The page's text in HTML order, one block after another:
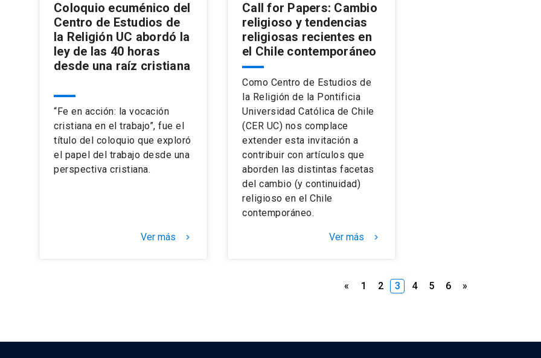
Coloquio ecuménico del
Centro de Estudios de
la Religión UC abordó la
ley de las 40 horas
desde una raíz cristiana
“Fe en acción: la vocación
cristiana en el trabajo”, fue el
título del coloquio que exploró
el papel del trabajo desde una
perspectiva cristiana.
Ver más keyboard_arrow_right
Call for Papers: Cambio
religioso y tendencias
religiosas recientes en
el Chile contemporáneo
Como Centro de Estudios de
la Religión de la Pontificia
Universidad Católica de Chile
(CER UC) nos complace
extender esta invitación a
contribuir con artículos que
aborden las distintas facetas
del cambio (y continuidad)
religioso en el Chile
contemporáneo.
Ver más keyboard_arrow_right
Paginación
entradas
« 1 2 3 4 5 6 »